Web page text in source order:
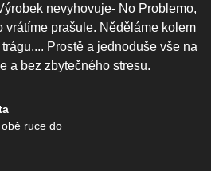
nevyhovuje- No Problemo,
vrátíme prašule. Něděláme kolem
Prostě a jednoduše vše na
a bez zbytečného stresu.
ruce do